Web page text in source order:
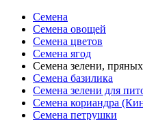
Семена
Семена овощей
Семена цветов
Семена ягод
Семена зелени,
Семена базилика
Семена зелени для
Семена кориандра
Семена петрушки